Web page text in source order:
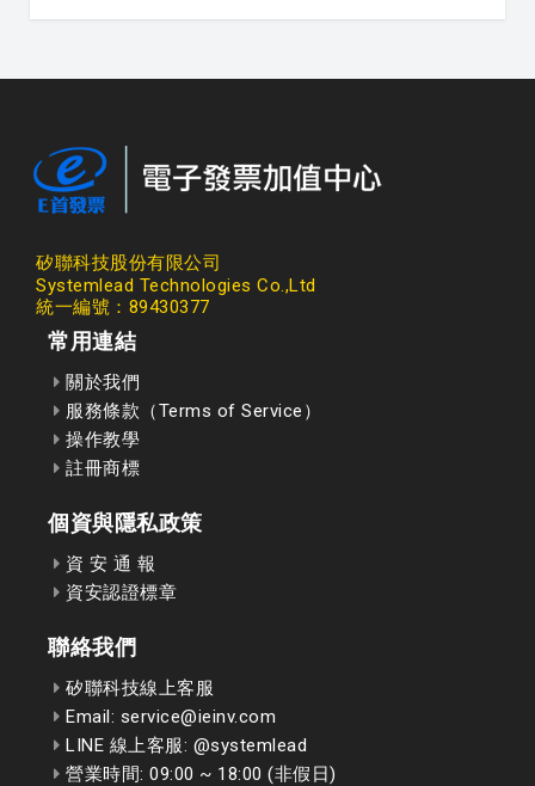
矽聯科技股份有限公司
Systemlead Technologies Co.,Ltd
統一編號：89430377
常用連結
關於我們
服務條款（Terms of Service）
操作教學
註冊商標
個資與隱私政策
資 安 通 報
資安認證標章
聯絡我們
矽聯科技線上客服
Email: service@ieinv.com
LINE 線上客服: @systemlead
營業時間: 09:00 ~ 18:00 (非假日)